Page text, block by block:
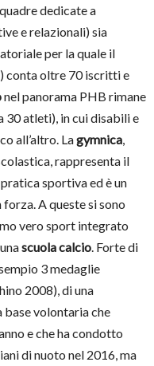
dedicate a
e relazionali) sia
per la quale il
conta oltre 70 iscritti e
nel panorama PHB rimane
atleti), in cui disabili e
all’altro. Lagymnica
rappresenta il
sportiva ed è un
A queste si sono
vero sport integrato
scuola calcio . Forte di
3 medaglie
2008), di una
base volontaria che
e che ha condotto
di nuoto nel 2016, ma